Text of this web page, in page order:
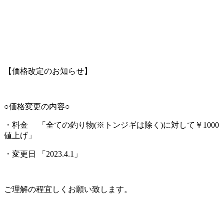
【価格改定のお知らせ】
○価格変更の内容○
・料金 「全ての釣り物(※トンジギは除く)に対して￥1000
値上げ」
・変更日 「2023.4.1」
ご理解の程宜しくお願い致します。